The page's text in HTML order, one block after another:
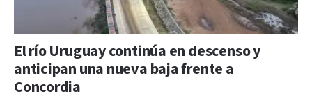
El río Uruguay continúa en descenso y
anticipan una nueva baja frente a
Concordia